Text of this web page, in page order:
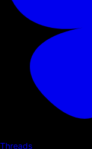
Threads